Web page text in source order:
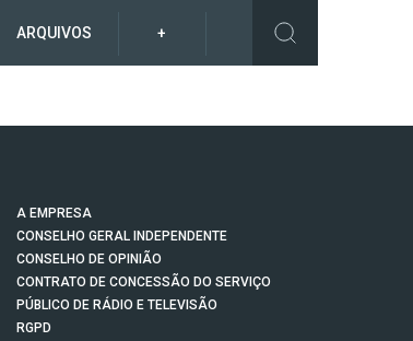
ARQUIVOS +
A EMPRESA
CONSELHO GERAL INDEPENDENTE
CONSELHO DE OPINIÃO
CONTRATO DE CONCESSÃO DO SERVIÇO
PÚBLICO DE RÁDIO E TELEVISÃO
RGPD